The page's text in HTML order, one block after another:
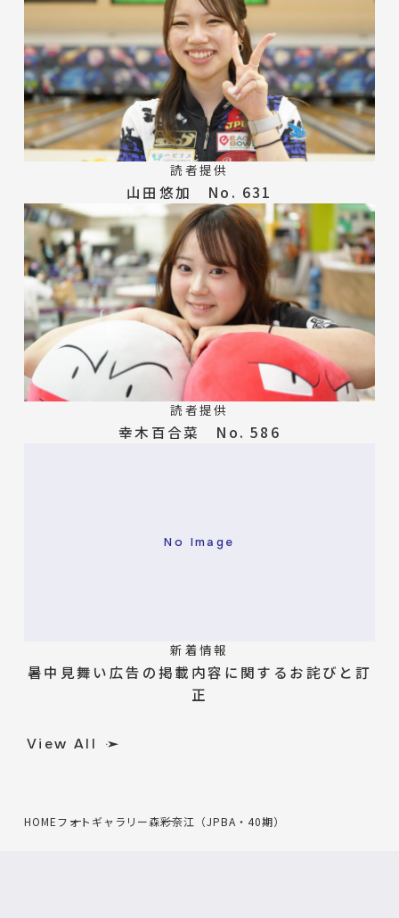
読者提供
山田悠加 No. 631
読者提供
幸木百合菜 No. 586
No Image
新着情報
暑中見舞い広告の掲載内容に関するお詫びと訂
正
View All
HOMEフォトギャラリー森彩奈江（JPBA・40期）